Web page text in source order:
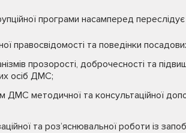
програми насамперед переслідує
правосвідомості та поведінки
прозорості, доброчесності та
осіб ДМС;
ДМС методичної та консультаційної
та роз’яснювальної роботи із